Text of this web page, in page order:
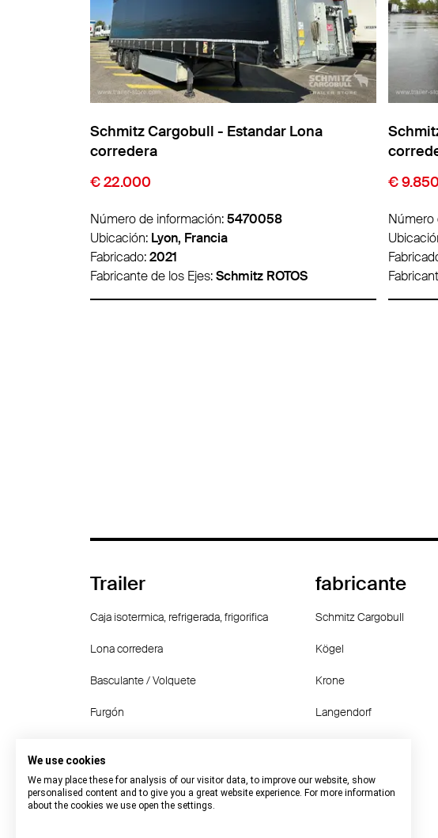
Schmitz Cargobull - Estandar Lona
corredera
€ 9.850
Número de información:5474007
Ubicación: Lyon, Francia
Fabricado:2016
Fabricante de los Ejes:Schmitz ROTOS
€
Número
Trailer
Caja isotermica, refrigerada, frigorifica
Lona corredera
Basculante / Volquete
Furgón
Otro
fabricante
Schmitz Cargobull
Kögel
Krone
Langendorf
Fruehauf
We use cookies
We may place these for analysis of our visitor data, to improve our website, show
personalised content and to give you a great website experience. For more information
about the cookies we use open the settings.